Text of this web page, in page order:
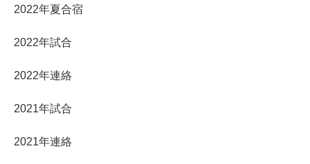
2022年夏合宿
2022年試合
2022年連絡
2021年試合
2021年連絡